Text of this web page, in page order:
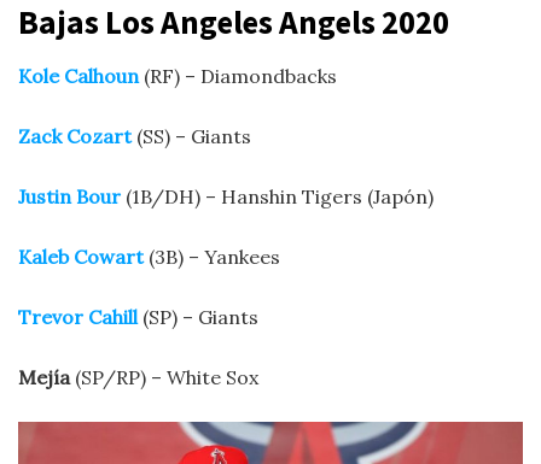
Bajas Los Angeles Angels 2020
Kole Calhoun (RF) – Diamondbacks
Zack Cozart (SS) – Giants
Justin Bour (1B/DH) – Hanshin Tigers (Japón)
Kaleb Cowart(3B) – Yankees
Trevor Cahill(SP) – Giants
Mejía(SP/RP) – White Sox